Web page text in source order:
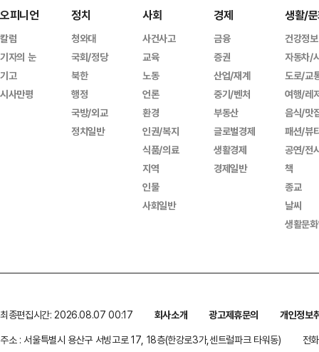
오피니언
칼럼
기자의 눈
기고
시사만평
정치
청와대
국회/정당
북한
행정
국방/외교
정치일반
사회
사건사고
교육
노동
언론
환경
인권/복지
식품/의료
지역
인물
사회일반
경제
금융
증권
산업/재계
중기/벤처
부동산
글로벌경제
생활경제
경제일반
생활/
건강정보
자동차/
도로/교
여행/레
음식/맛
패션/뷰
공연/전
책
종교
날씨
생활문
최종편집시간: 2026.08.07 00:17 회사소개 광고제휴문의
개인정보
주소 : 서울특별시 용산구 서빙고로 17, 18층(한강로3가,센트럴파크 타워동)
전